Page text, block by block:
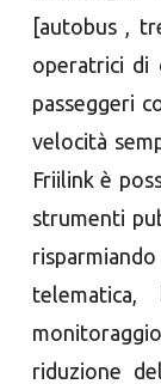
[autobus ,
operatrici di
passeggeri
velocità
Friilink è
strumenti
telematica,
riduzione